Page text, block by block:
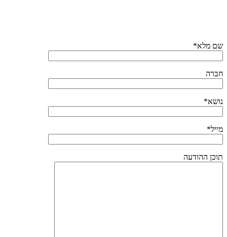
שם מלא*
חברה
נושא*
מייל*
תוכן ההודעה